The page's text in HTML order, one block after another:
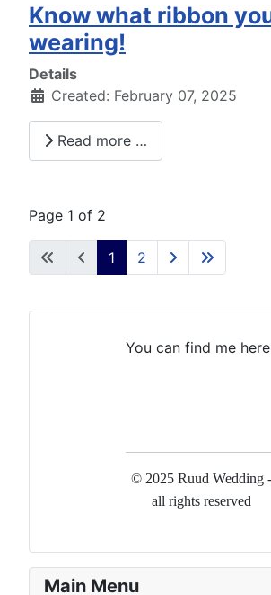
Know what ribbon
wearing!
Details
Created: February 07, 2025
Read more …
Page 1 of 2
1 2
You can find me
© 2025 Ruud Wedding -
all rights reserved
Main Menu